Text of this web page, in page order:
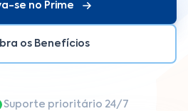
se no Prime
os Benefícios
Suporte prioritário 24/7